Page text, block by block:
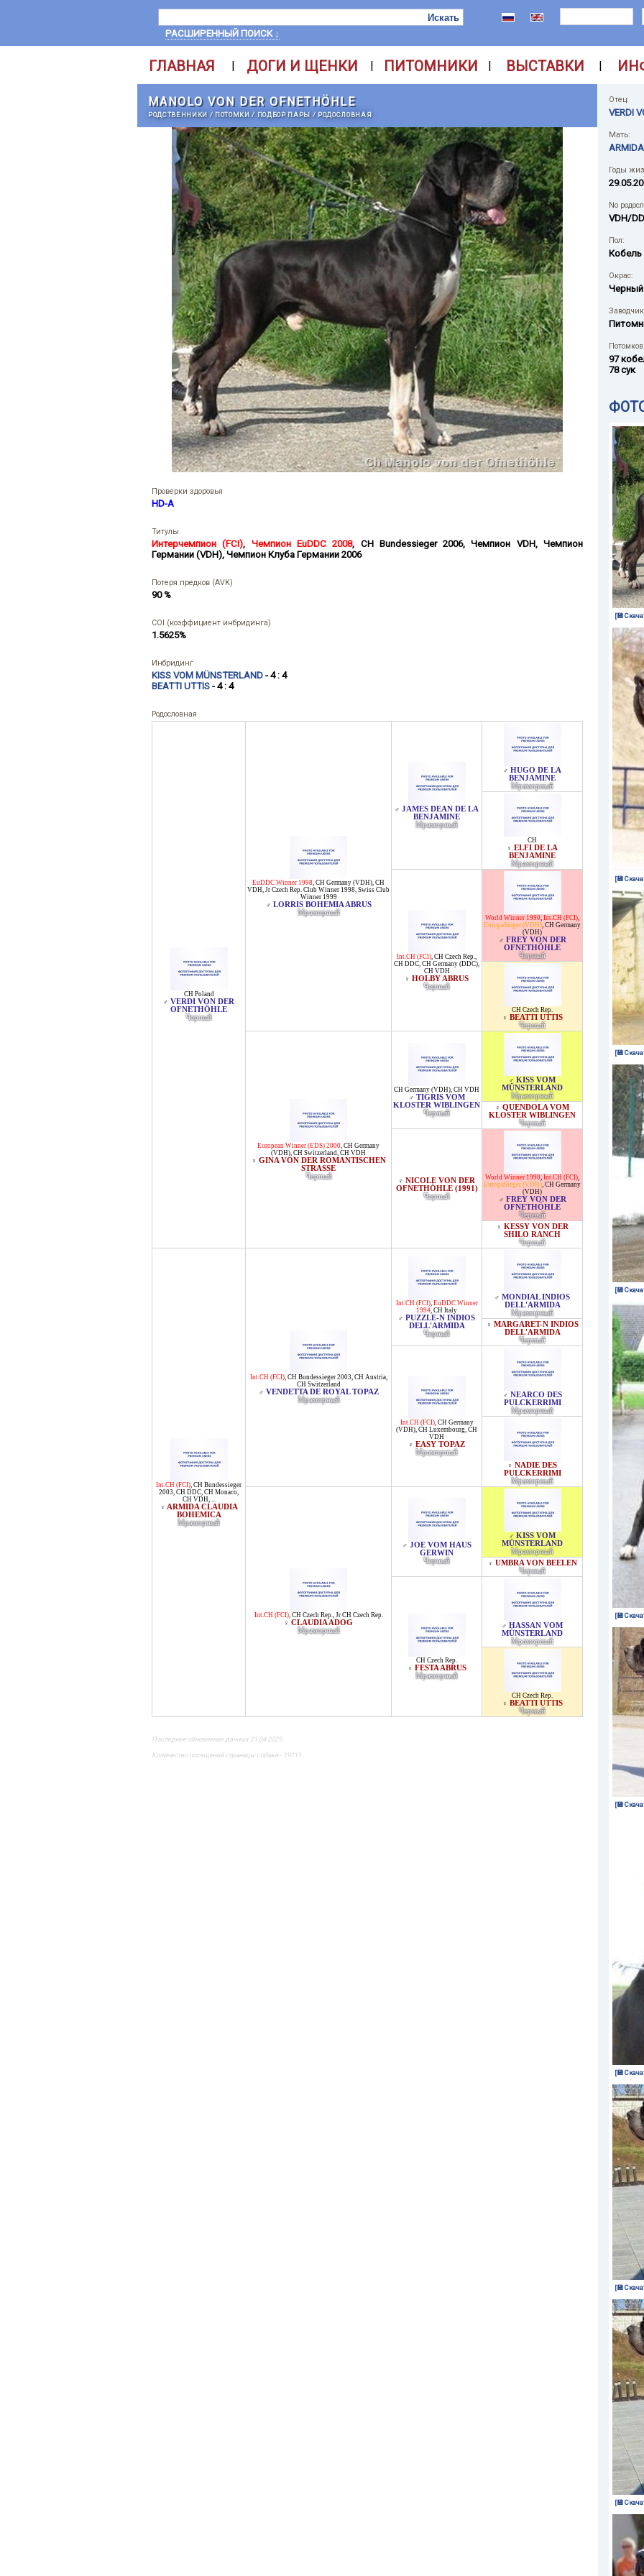
РАСШИРЕННЫЙ ПОИСК ↓
ГЛАВНАЯ | ДОГИ И ЩЕНКИ | ПИТОМНИКИ | ВЫСТАВКИ |
MANOLO VON DER OFNETHÖHLE
РОДСТВЕННИКИ / ПОТОМКИ/ ПОДБОР ПАРЫ / РОДОСЛОВНАЯ
Проверки здоровья
HD-A
Титулы
Интерчемпион (FCI), Чемпион EuDDC 2008, CH Bundessieger 2006,Чемпион VDH,Чемпион
Германии (VDH), Чемпион Клуба Германии 2006
Потеря предков (AVK)
90 %
COI (коэффициент инбридинга)
1.5625%
Инбридинг
KISS VOM MÜNSTERLAND - 4 : 4
BEATTI UTTIS - 4 : 4
Родословная
CH Poland
♂ VERDI VON DER
OFNETHÖHLE
Черный
EuDDC Winner 1998, CH Germany (VDH), CH
VDH, Jr Czech Rep. Club Winner 1998, Swiss Club
Winner 1999
♂ LORRIS BOHEMIA ABRUS
Мраморный
♂ JAMES DEAN DE LA
BENJAMINE
Мраморный
♂ HUGO DE LA
BENJAMINE
Мраморный
CH
♀ ELFI DE LA
BENJAMINE
Мраморный
Int.CH (FCI), CH Czech Rep.,
CH DDC, CH Germany (DDC),
CH VDH
♀ HOLBY ABRUS
Черный
World Winner 1990, Int.CH (FCI),
EuropaSieger (VDH), CH Germany
(VDH)
♂ FREY VON DER
OFNETHÖHLE
Черный
CH Czech Rep.
♀ BEATTI UTTIS
Черный
European Winner (EDS) 2000, CH Germany
(VDH), CH Switzerland, CH VDH
♀ GINA VON DER ROMANTISCHEN
STRASSE
Черный
CH Germany (VDH), CH VDH
♂ TIGRIS VOM
KLOSTER WIBLINGEN
Черный
♂ KISS VOM
MÜNSTERLAND
Мраморный
♀ QUENDOLA VOM
KLOSTER WIBLINGEN
Черный
♀ NICOLE VON DER
OFNETHÖHLE (1991)
Черный
World Winner 1990, Int.CH (FCI),
EuropaSieger (VDH), CH Germany
(VDH)
♂ FREY VON DER
OFNETHÖHLE
Черный
♀ KESSY VON DER
SHILO RANCH
Черный
Int.CH (FCI), CH Bundessieger
2003, CH DDC, CH Monaco,
CH VDH, ...
♀ ARMIDA CLAUDIA
BOHEMICA
Мраморный
Int.CH (FCI), CH Bundessieger 2003, CH Austria,
CH Switzerland
♂ VENDETTA DE ROYAL TOPAZ
Мраморный
Int.CH (FCI), EuDDC Winner
1994, CH Italy
♂ PUZZLE-N INDIOS
DELL'ARMIDA
Черный
♂ MONDIAL INDIOS
DELL'ARMIDA
Мраморный
♀ MARGARET-N INDIOS
DELL'ARMIDA
Черный
Int.CH (FCI), CH Germany
(VDH), CH Luxembourg, CH
VDH
♀ EASY TOPAZ
Мраморный
♂ NEARCO DES
PULCKERRIMI
Мраморный
♀ NADIE DES
PULCKERRIMI
Мраморный
Int.CH (FCI), CH Czech Rep., Jr CH Czech Rep.
♀ CLAUDIA ADOG
Мраморный
♂ JOE VOM HAUS
GERWIN
Черный
♂ KISS VOM
MÜNSTERLAND
Мраморный
♀ UMBRA VON BEELEN
Черный
CH Czech Rep.
♀ FESTA ABRUS
Мраморный
♂ HASSAN VOM
MÜNSTERLAND
Мраморный
CH Czech Rep.
♀ BEATTI UTTIS
Черный
Последнее обновление данных 21.04.2025
Количество посещений страницы собаки - 19111
Отец:
VERDI
Мать:
Годы
No
VDH/
Пол:
Кобель
Окрас:
Черный
97
78 сук
[💾
[💾
[💾
[💾
[💾
[💾
[💾
[💾
[💾